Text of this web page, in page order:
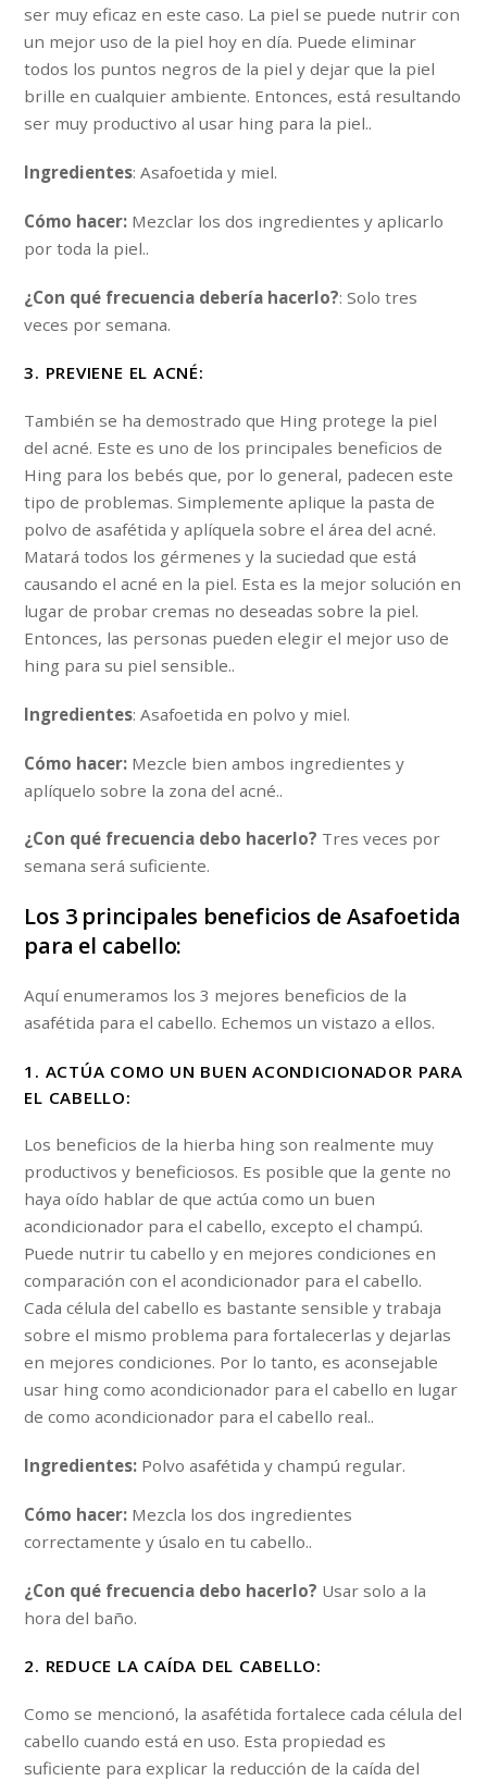
ser muy eficaz en este caso. La piel se puede nutrir con
un mejor uso de la piel hoy en día. Puede eliminar
todos los puntos negros de la piel y dejar que la piel
brille en cualquier ambiente. Entonces, está resultando
ser muy productivo al usar hing para la piel..
Ingredientes: Asafoetida y miel.
Cómo hacer: Mezclar los dos ingredientes y aplicarlo
por toda la piel..
¿Con qué frecuencia debería hacerlo?: Solo tres
veces por semana.
3. PREVIENE EL ACNÉ:
También se ha demostrado que Hing protege la piel
del acné. Este es uno de los principales beneficios de
Hing para los bebés que, por lo general, padecen este
tipo de problemas. Simplemente aplique la pasta de
polvo de asafétida y aplíquela sobre el área del acné.
Matará todos los gérmenes y la suciedad que está
causando el acné en la piel. Esta es la mejor solución en
lugar de probar cremas no deseadas sobre la piel.
Entonces, las personas pueden elegir el mejor uso de
hing para su piel sensible..
Ingredientes: Asafoetida en polvo y miel.
Cómo hacer: Mezcle bien ambos ingredientes y
aplíquelo sobre la zona del acné..
¿Con qué frecuencia debo hacerlo? Tres veces por
semana será suficiente.
Los 3 principales beneficios de Asafoetida
para el cabello:
Aquí enumeramos los 3 mejores beneficios de la
asafétida para el cabello. Echemos un vistazo a ellos.
1. ACTÚA COMO UN BUEN ACONDICIONADOR PARA
EL CABELLO:
Los beneficios de la hierba hing son realmente muy
productivos y beneficiosos. Es posible que la gente no
haya oído hablar de que actúa como un buen
acondicionador para el cabello, excepto el champú.
Puede nutrir tu cabello y en mejores condiciones en
comparación con el acondicionador para el cabello.
Cada célula del cabello es bastante sensible y trabaja
sobre el mismo problema para fortalecerlas y dejarlas
en mejores condiciones. Por lo tanto, es aconsejable
usar hing como acondicionador para el cabello en lugar
de como acondicionador para el cabello real..
Ingredientes: Polvo asafétida y champú regular.
Cómo hacer: Mezcla los dos ingredientes
correctamente y úsalo en tu cabello..
¿Con qué frecuencia debo hacerlo? Usar solo a la
hora del baño.
2. REDUCE LA CAÍDA DEL CABELLO:
Como se mencionó, la asafétida fortalece cada célula del
cabello cuando está en uso. Esta propiedad es
suficiente para explicar la reducción de la caída del